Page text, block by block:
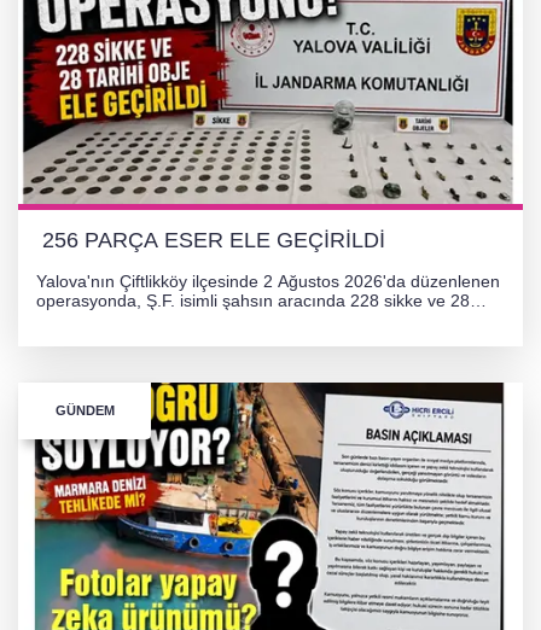
256 PARÇA ESER ELE GEÇİRİLDİ
Yalova'nın Çiftlikköy ilçesinde 2 Ağustos 2026'da düzenlenen
operasyonda, Ş.F. isimli şahsın aracında 228 sikke ve 28
GÜNDEM